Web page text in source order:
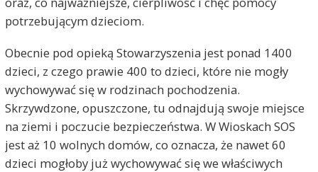
potrzebującym dzieciom.
Obecnie pod opieką Stowarzyszenia jest ponad 1400
dzieci, z czego prawie 400 to dzieci, które nie mogły
wychowywać się w rodzinach pochodzenia.
Skrzywdzone, opuszczone, tu odnajdują swoje miejsce
na ziemi i poczucie bezpieczeństwa. W Wioskach SOS
jest aż 10 wolnych domów, co oznacza, że nawet 60
dzieci mogłoby już wychowywać się we właściwych